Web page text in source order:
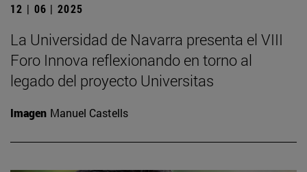
12 | 06 | 2025
La Universidad de Navarra presenta el VIII
Foro Innova reflexionando en torno al
legado del proyecto Universitas
Imagen Manuel Castells